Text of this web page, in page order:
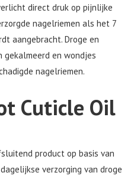
direct druk op pijnlijke
nagelriemen als het 7
aangebracht. Droge en
gekalmeerd en wondjes
nagelriemen.
Cuticle Oil
product op basis van
verzorging van droge